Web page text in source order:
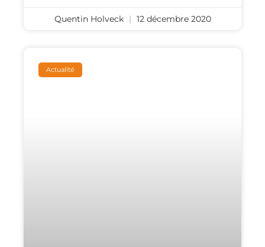
Quentin Holveck 12 décembre 2020
Actualité